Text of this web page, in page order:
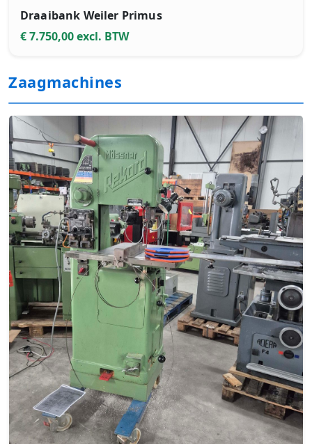
Draaibank Weiler Primus
€ 7.750,00 excl. BTW
Zaagmachines